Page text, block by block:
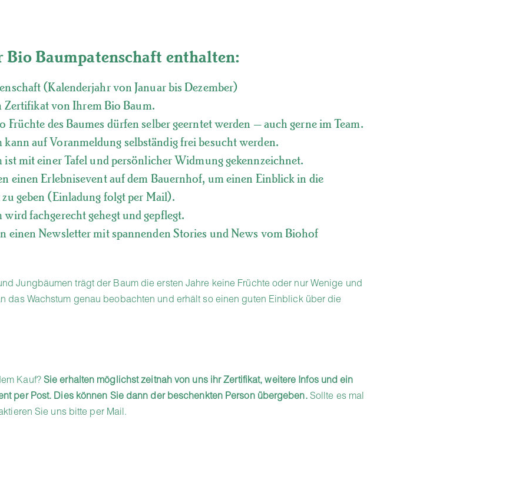
Bio Baumpatenschaft enthalten:
(Kalenderjahr von Januar bis Dezember)
Zertifikat von Ihrem Bio Baum.
Früchte des Baumes dürfen selber geerntet werden – auch gerne im Team.
kann auf Voranmeldung selbständig frei besucht werden.
ist mit einer Tafel und persönlicher Widmung gekennzeichnet.
einen Erlebnisevent auf dem Bauernhof, um einen Einblick in die
geben (Einladung folgt per Mail).
wird fachgerecht gehegt und gepflegt.
einen Newsletter mit spannenden Stories und News vom Biohof
Jungbäumen trägt der Baum die ersten Jahre keine Früchte oder nur Wenige und
das Wachstum genau beobachten und erhält so einen guten Einblick über die
Kauf? Sie erhalten möglichst zeitnah von uns ihr Zertifikat, weitere Infos und ein
per Post. Dies können Sie dann der beschenkten Person übergeben. Sollte es mal
Sie uns bitte per Mail.